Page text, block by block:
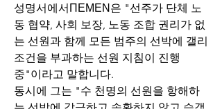
성명서에서ΠΕΜΕΝ은 "선주가 단체 노
동 협약, 사회 보장, 노동 조합 권리가 없
는 선원과 함께 모든 범주의 선박에 갤리
조건을 부과하는 선원 지침이 진행
중"이라고 말합니다.
동시에 그는 "수 천명의 선원을 항해하